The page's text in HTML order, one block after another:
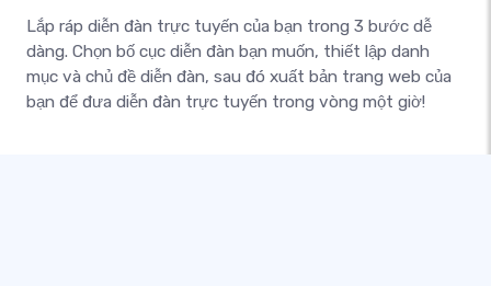
Lắp ráp diễn đàn trực tuyến của bạn trong 3 bước dễ
dàng. Chọn bố cục diễn đàn bạn muốn, thiết lập danh
mục và chủ đề diễn đàn, sau đó xuất bản trang web của
bạn để đưa diễn đàn trực tuyến trong vòng một giờ!